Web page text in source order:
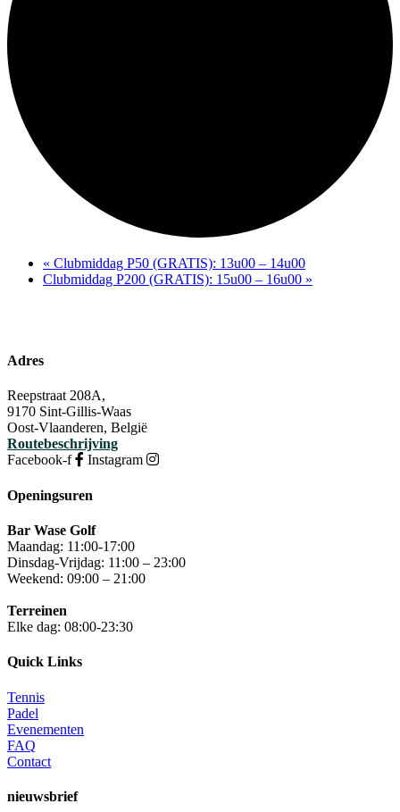
« Clubmiddag P50 (GRATIS): 13u00 – 14u00
Clubmiddag P200 (GRATIS): 15u00 – 16u00 »
Adres
Reepstraat 208A,
9170 Sint-Gillis-Waas
Oost-Vlaanderen, België
Routebeschrijving
Facebook-f
Instagram
Openingsuren
Bar Wase Golf
Maandag: 11:00-17:00
Dinsdag-Vrijdag: 11:00 – 23:00
Weekend: 09:00 – 21:00
Terreinen
Elke dag: 08:00-23:30
Quick Links
Tennis
Padel
Evenementen
FAQ
Contact
nieuwsbrief